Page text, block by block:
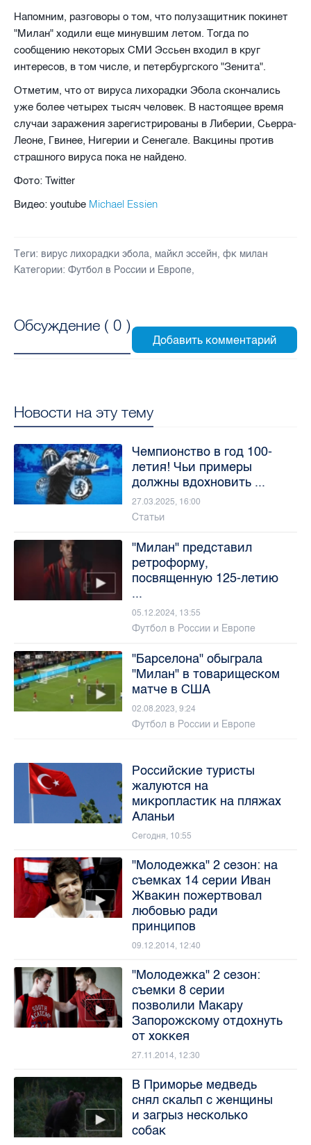
Напомним, разговоры о том, что полузащитник покинет
"Милан" ходили еще минувшим летом. Тогда по
сообщению некоторых СМИ Эссьен входил в круг
интересов, в том числе, и петербургского "Зенита".
Отметим, что от вируса лихорадки Эбола скончались
уже более четырех тысяч человек. В настоящее время
случаи заражения зарегистрированы в Либерии, Сьерра-
Леоне, Гвинее, Нигерии и Сенегале. Вакцины против
страшного вируса пока не найдено.
Фото: Twitter
Видео: youtube Michael Essien
Теги: вирус лихорадки эбола, майкл эссейн, фк милан
Категории: Футбол в России и Европе,
Обсуждение ( 0 )
Новости на эту тему
Чемпионство в год 100-
летия! Чьи примеры
должны вдохновить ...
27.03.2025, 16:00
Статьи
"Милан" представил
ретроформу,
посвященную 125-летию
...
05.12.2024, 13:55
Футбол в России и Европе
"Барселона" обыграла
"Милан" в товарищеском
матче в США
02.08.2023, 9:24
Футбол в России и Европе
Российские туристы
жалуются на
микропластик на пляжах
Аланьи
Сегодня, 10:55
"Молодежка" 2 сезон: на
съемках 14 серии Иван
Жвакин пожертвовал
любовью ради
принципов
09.12.2014, 12:40
"Молодежка" 2 сезон:
съемки 8 серии
позволили Макару
Запорожскому отдохнуть
от хоккея
27.11.2014, 12:30
В Приморье медведь
снял скальп с женщины
и загрыз несколько
собак